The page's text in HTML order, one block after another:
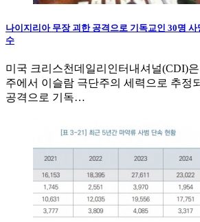
나이지리아 무장 괴한 공격으로 기독교인 30명 사
수
미국 크리스천데일리인터내셔널(CDI)
주에서 이슬람 극단주의 세력으로 추정
공격으로 기독…